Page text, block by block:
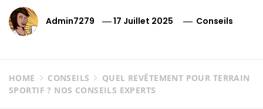
Admin7279 17 Juillet 2025 Conseils
HOME CONSEILS
QUEL REVÊTEMENT POUR TERRAIN
SPORTIF ? NOS CONSEILS EXPERTS